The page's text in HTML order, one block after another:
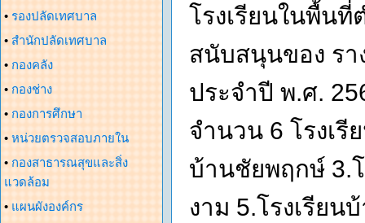
• รองปลัดเทศบาล
• สำนักปลัดเทศบาล
• กองคลัง
• กองช่าง
• กองการศึกษา
• หน่วยตรวจสอบภายใน
• กองสาธารณสุขและสิ่ง
แวดล้อม
• แผนผังองค์กร
โรงเรียนในพื้น
สนับสนุนของ รา
ประจำปี พ.ศ.
จำนวน 6 โรงเรี
บ้านชัยพฤกษ์ 3.
งาม 5.โรงเรียน